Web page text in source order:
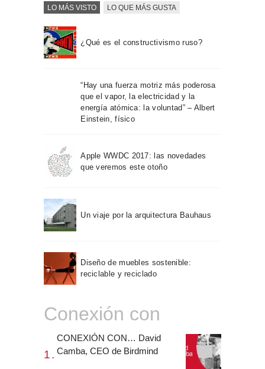
LO MÁS VISTO LO QUE MÁS GUSTA
¿Qué es el constructivismo ruso?
“Hay una fuerza motriz más poderosa
que el vapor, la electricidad y la
energía atómica: la voluntad” – Albert
Einstein, físico
Apple WWDC 2017: las novedades
que veremos este otoño
Un viaje por la arquitectura Bauhaus
Diseño de muebles sostenible:
reciclable y reciclado
Conexión con
CONEXIÓN CON… David
Camba, CEO de Birdmind